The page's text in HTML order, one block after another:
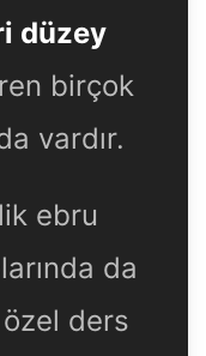
düzey
birçok
vardır.
ebru
da
ders